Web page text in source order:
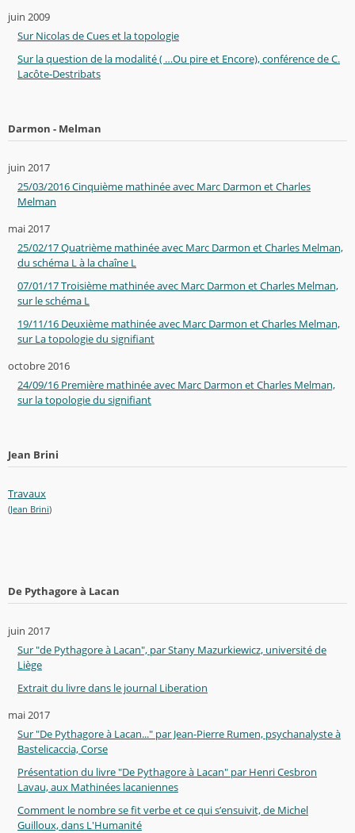
juin 2009
Sur Nicolas de Cues et la topologie
Sur la question de la modalité ( …Ou pire et Encore), conférence de C.
Lacôte-Destribats
Darmon - Melman
juin 2017
25/03/2016 Cinquième mathinée avec Marc Darmon et Charles
Melman
mai 2017
25/02/17 Quatrième mathinée avec Marc Darmon et Charles Melman,
du schéma L à la chaîne L
07/01/17 Troisième mathinée avec Marc Darmon et Charles Melman,
sur le schéma L
19/11/16 Deuxième mathinée avec Marc Darmon et Charles Melman,
sur La topologie du signifiant
octobre 2016
24/09/16 Première mathinée avec Marc Darmon et Charles Melman,
sur la topologie du signifiant
Jean Brini
Travaux
(Jean Brini)
De Pythagore à Lacan
juin 2017
Sur "de Pythagore à Lacan", par Stany Mazurkiewicz, université de
Liège
Extrait du livre dans le journal Liberation
mai 2017
Sur "De Pythagore à Lacan..." par Jean-Pierre Rumen, psychanalyste à
Bastelicaccia, Corse
Présentation du livre "De Pythagore à Lacan" par Henri Cesbron
Lavau, aux Mathinées lacaniennes
Comment le nombre se fit verbe et ce qui s’ensuivit, de Michel
Guilloux, dans L'Humanité